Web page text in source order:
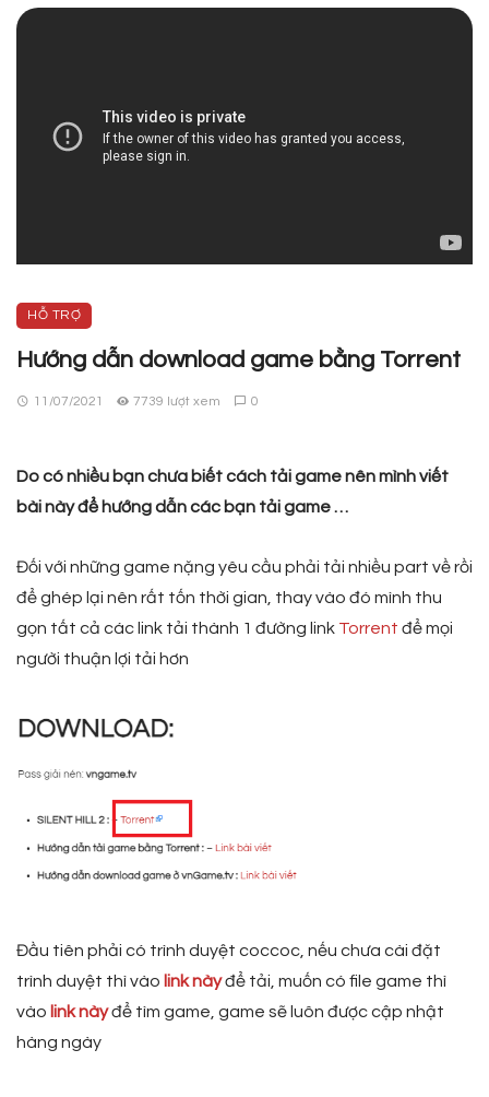
HỖ TRỢ
Hướng dẫn download game bằng Torrent
11/07/2021 7739 lượt xem 0
Do có nhiều bạn chưa biết cách tải game nên mình viết
bài này để hướng dẫn các bạn tải game …
Đối với những game nặng yêu cầu phải tải nhiều part về rồi
để ghép lại nên rất tốn thời gian, thay vào đó mình thu
gọn tất cả các link tải thành 1 đường link Torrent để mọi
người thuận lợi tải hơn
Đầu tiên phải có trình duyệt coccoc, nếu chưa cài đặt
trình duyệt thì vào link nàyđể tải, muốn có file game thì
vào link nàyđể tìm game, game sẽ luôn được cập nhật
hàng ngày